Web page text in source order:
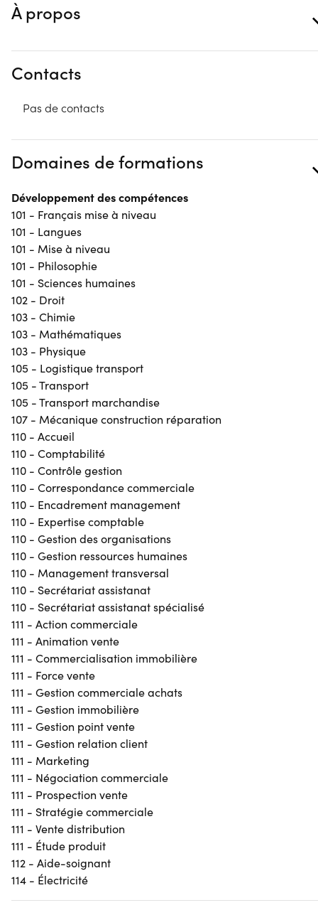
À propos
Contacts
Pas de contacts
Domaines de formations
Développement des compétences
101 - Français mise à niveau
101 - Langues
101 - Mise à niveau
101 - Philosophie
101 - Sciences humaines
102 - Droit
103 - Chimie
103 - Mathématiques
103 - Physique
105 - Logistique transport
105 - Transport
105 - Transport marchandise
107 - Mécanique construction réparation
110 - Accueil
110 - Comptabilité
110 - Contrôle gestion
110 - Correspondance commerciale
110 - Encadrement management
110 - Expertise comptable
110 - Gestion des organisations
110 - Gestion ressources humaines
110 - Management transversal
110 - Secrétariat assistanat
110 - Secrétariat assistanat spécialisé
111 - Action commerciale
111 - Animation vente
111 - Commercialisation immobilière
111 - Force vente
111 - Gestion commerciale achats
111 - Gestion immobilière
111 - Gestion point vente
111 - Gestion relation client
111 - Marketing
111 - Négociation commerciale
111 - Prospection vente
111 - Stratégie commerciale
111 - Vente distribution
111 - Étude produit
112 - Aide-soignant
114 - Électricité